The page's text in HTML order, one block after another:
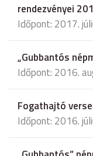
rendezvényei
Időpont: 2017.
„Gubbantós
Időpont: 2016.
Fogathajtó
Időpont: 2016.